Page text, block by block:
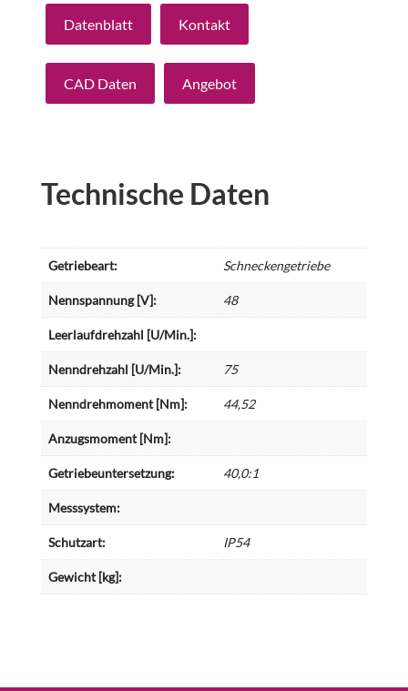
Datenblatt Kontakt
CAD Daten Angebot
Technische Daten
Getriebeart: Schneckengetriebe
Nennspannung [V]: 48
Leerlaufdrehzahl [U/Min.]:
Nenndrehzahl [U/Min.]: 75
Nenndrehmoment [Nm]: 44,52
Anzugsmoment [Nm]:
Getriebeuntersetzung: 40,0:1
Messsystem:
Schutzart: IP54
Gewicht [kg]: